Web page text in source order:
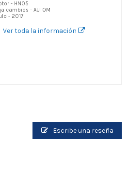
- HN05
cambios - AUTOM
- 2017
Ver toda la información
Escribe una reseña